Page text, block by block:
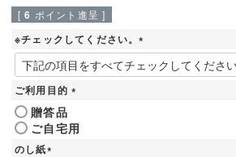
[ 6 ポイント進呈 ]
※チェックしてください。
(
必
ご利用目的
必
須
贈答品
ご自宅用
のし紙